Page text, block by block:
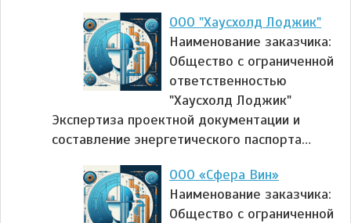
ООО "Хаусхолд Лоджик"
Наименование заказчика:
Общество с ограниченной
ответственностью
"Хаусхолд Лоджик"
Экспертиза проектной документации и
составление энергетического паспорта…
ООО «Сфера Вин»
Наименование заказчика:
Общество с ограниченной